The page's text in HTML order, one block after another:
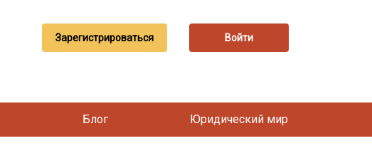
Зарегистрироваться Войти
Блог Юридический мир